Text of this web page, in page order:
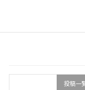
投稿一